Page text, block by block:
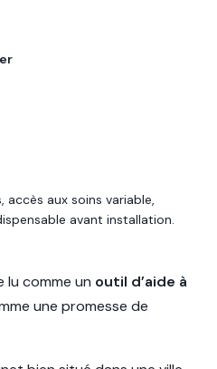
accès aux soins variable,
avant installation.
comme un outil d’aide à
une promesse de